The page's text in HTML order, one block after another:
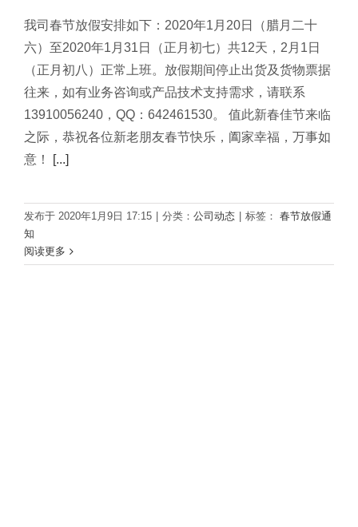
我司春节放假安排如下：2020年1月20日（腊月二十
六）至2020年1月31日（正月初七）共12天，2月1日
（正月初八）正常上班。放假期间停止出货及货物票据
往来，如有业务咨询或产品技术支持需求，请联系
13910056240，QQ：642461530。 值此新春佳节来临
之际，恭祝各位新老朋友春节快乐，阖家幸福，万事如
意！
[...]
发布于 2020年1月9日 17:15 分类： 公司动态 标签： 春节放假通
知
阅读更多